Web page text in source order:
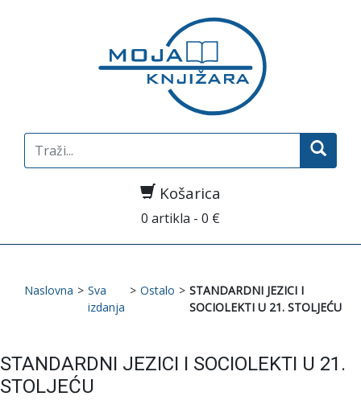
Search
for:
Košarica
0 artikla - 0 €
Naslovna > Sva
izdanja
> Ostalo > STANDARDNI JEZICI I
SOCIOLEKTI U 21. STOLJEĆU
STANDARDNI JEZICI I SOCIOLEKTI U 21.
STOLJEĆU